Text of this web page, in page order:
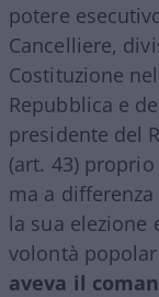
potere
Cancelliere,
Costituzione
Repubblica e
presidente del
(art. 43)
ma a
la sua elezione
volontà
aveva il